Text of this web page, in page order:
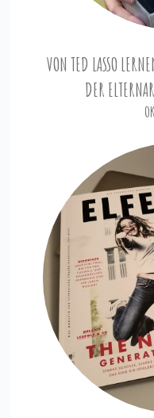
VON TED LASSO
DER